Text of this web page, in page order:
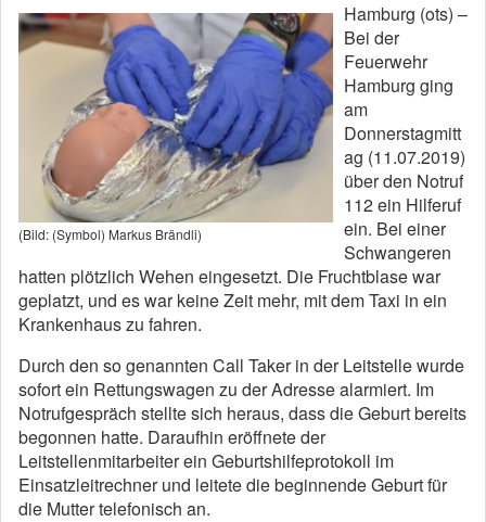
(Bild: (Symbol) Markus Brändli)
Hamburg (ots) –
Bei der
Feuerwehr
Hamburg ging
am
Donnerstagmitt
ag (11.07.2019)
über den Notruf
112 ein Hilferuf
ein. Bei einer
Schwangeren
hatten plötzlich Wehen eingesetzt. Die Fruchtblase war
geplatzt, und es war keine Zeit mehr, mit dem Taxi in ein
Krankenhaus zu fahren.
Durch den so genannten Call Taker in der Leitstelle wurde
sofort ein Rettungswagen zu der Adresse alarmiert. Im
Notrufgespräch stellte sich heraus, dass die Geburt bereits
begonnen hatte. Daraufhin eröffnete der
Leitstellenmitarbeiter ein Geburtshilfeprotokoll im
Einsatzleitrechner und leitete die beginnende Geburt für
die Mutter telefonisch an.